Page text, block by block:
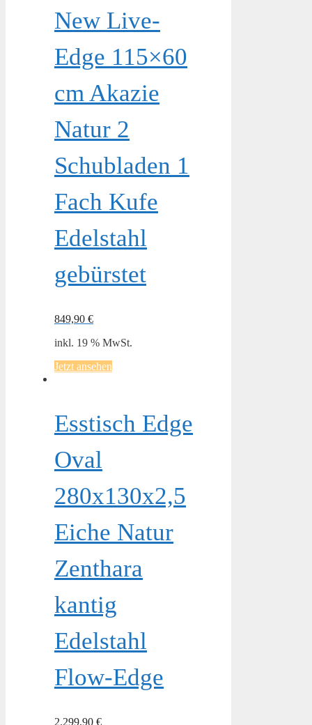
New Live-
Edge 115×60
cm Akazie
Natur 2
Schubladen 1
Fach Kufe
Edelstahl
gebürstet
849,90 €
inkl. 19 % MwSt.
Jetzt ansehen
Esstisch Edge
Oval
280x130x2,5
Eiche Natur
Zenthara
kantig
Edelstahl
Flow-Edge
2.299,90 €